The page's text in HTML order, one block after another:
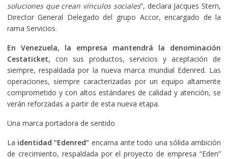
soluciones que crean vínculos sociales”, declara Jacques Stern,
Director General Delegado del grupo Accor, encargado de la
rama Servicios.
En Venezuela, la empresa mantendrá la denominación
Cestaticket, con sus productos, servicios y aceptación de
siempre, respaldada por la nueva marca mundial Edenred. Las
operaciones, siempre caracterizadas por un equipo altamente
comprometido y con altos estándares de calidad y atención, se
verán reforzadas a partir de esta nueva etapa.
Una marca portadora de sentido
La identidad “Edenred” encarna ante todo una sólida ambición
de crecimiento, respaldada por el proyecto de empresa “Eden”